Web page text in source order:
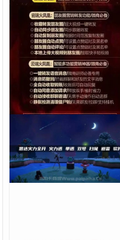
云端转发上传大视频软件：重
塑在线视频分享体验
拍拍卡商城
新自媒体